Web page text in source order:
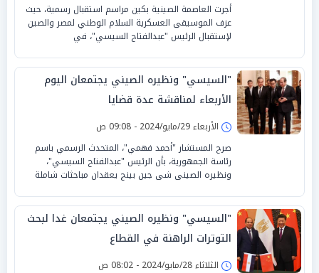
أجرت العاصمة الصينية بكين مراسم استقبال رسمية، حيث
عزف الموسيقى العسكرية السلام الوطني لمصر والصين
لإستقبال الرئيس "عبدالفتاح السيسي"، في
"السيسي" ونظيره الصيني يجتمعان اليوم
الأربعاء لمناقشة عدة قضايا
الأربعاء 29/مايو/2024 - 09:08 ص
صرح المستشار "أحمد فهمي"، المتحدث الرسمي باسم
رئاسة الجمهورية، بأن الرئيس "عبدالفتاح السيسي"،
ونظيره الصينى شى جين بينج يعقدان مباحثات شاملة
"السيسي" ونظيره الصيني يجتمعان غدا لبحث
التوترات الراهنة في القطاع
الثلاثاء 28/مايو/2024 - 08:02 ص